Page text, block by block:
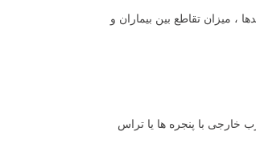
، میزان تقاطع بین بیماران و
خارجی با پنجره ها یا تراس